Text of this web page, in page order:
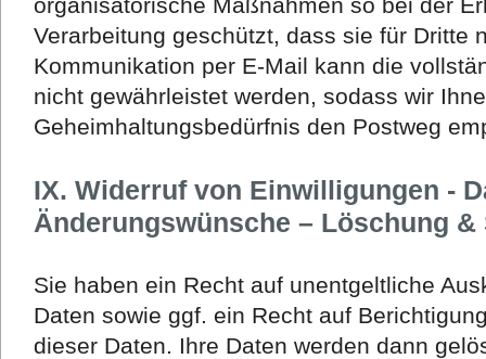
Verarbeitung geschützt, dass sie für Dritte
Kommunikation per E-Mail kann die
nicht gewährleistet werden, sodass wir
Geheimhaltungsbedürfnis den Postweg
IX. Widerruf von Einwilligungen -
Änderungswünsche – Löschung
Sie haben ein Recht auf unentgeltliche
Daten sowie ggf. ein Recht auf
dieser Daten. Ihre Daten werden dann